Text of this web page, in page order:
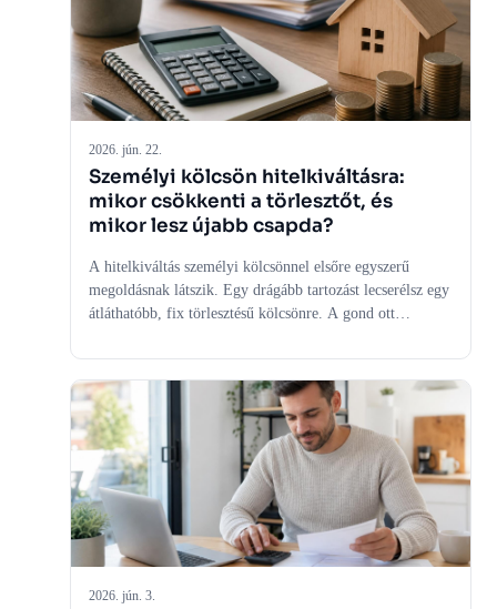
2026. jún. 22.
Személyi kölcsön hitelkiváltásra:
mikor csökkenti a törlesztőt, és
mikor lesz újabb csapda?
A hitelkiváltás személyi kölcsönnel elsőre egyszerű
megoldásnak látszik. Egy drágább tartozást lecserélsz egy
átláthatóbb, fix törlesztésű kölcsönre. A gond ott
olcsóbb hitelt. A jó hitelkiváltás pénzügyi rendrakás, a
rossz viszont csak elnyújtott adósság, amely
kényelmesebbnek tűnik, de hosszabb távon többe
kerülhet.
2026. jún. 3.